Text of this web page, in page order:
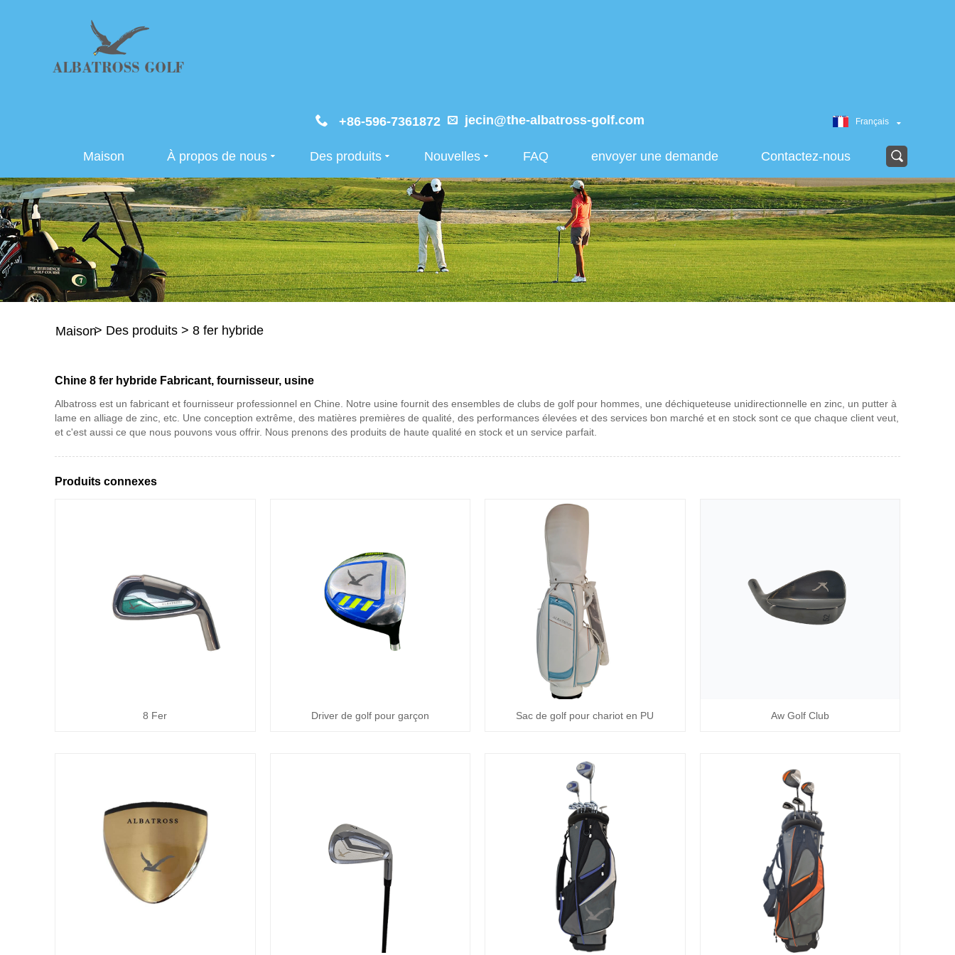
+86-596-7361872 jecin@the-albatross-golf.com Français
Maison À propos de nous Des produits Nouvelles FAQ envoyer une demande Contactez-nous
Maison> Des produits > 8 fer hybride
Chine 8 fer hybride Fabricant, fournisseur, usine
Albatross est un fabricant et fournisseur professionnel en Chine. Notre usine fournit des ensembles de clubs de golf pour hommes, une déchiqueteuse unidirectionnelle en zinc, un putter à
lame en alliage de zinc, etc. Une conception extrême, des matières premières de qualité, des performances élevées et des services bon marché et en stock sont ce que chaque client veut,
et c'est aussi ce que nous pouvons vous offrir. Nous prenons des produits de haute qualité en stock et un service parfait.
Produits connexes
8 Fer Driver de golf pour garçon Sac de golf pour chariot en PU Aw Golf Club